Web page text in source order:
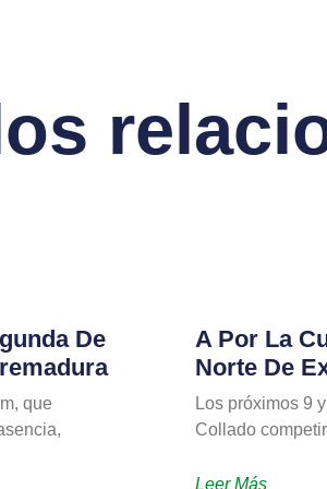
De
que
A Por La
Norte De
Los próximos 9
Collado
Leer Más